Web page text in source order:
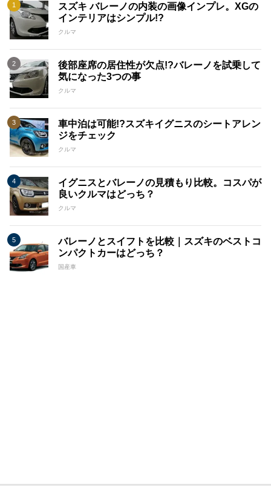
スズキ バレーノの内装の画像インプレ。XGの
インテリアはシンプル!?
クルマ
後部座席の居住性が欠点!?バレーノを試乗して
気になった3つの事
クルマ
車中泊は可能!?スズキイグニスのシートアレン
ジをチェック
クルマ
イグニスとバレーノの見積もり比較。コスパが
良いクルマはどっち？
クルマ
バレーノとスイフトを比較｜スズキのベストコ
ンパクトカーはどっち？
国産車